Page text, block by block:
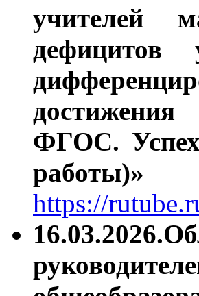
учителей
дефицитов
ФГОС.
работы)»
https://